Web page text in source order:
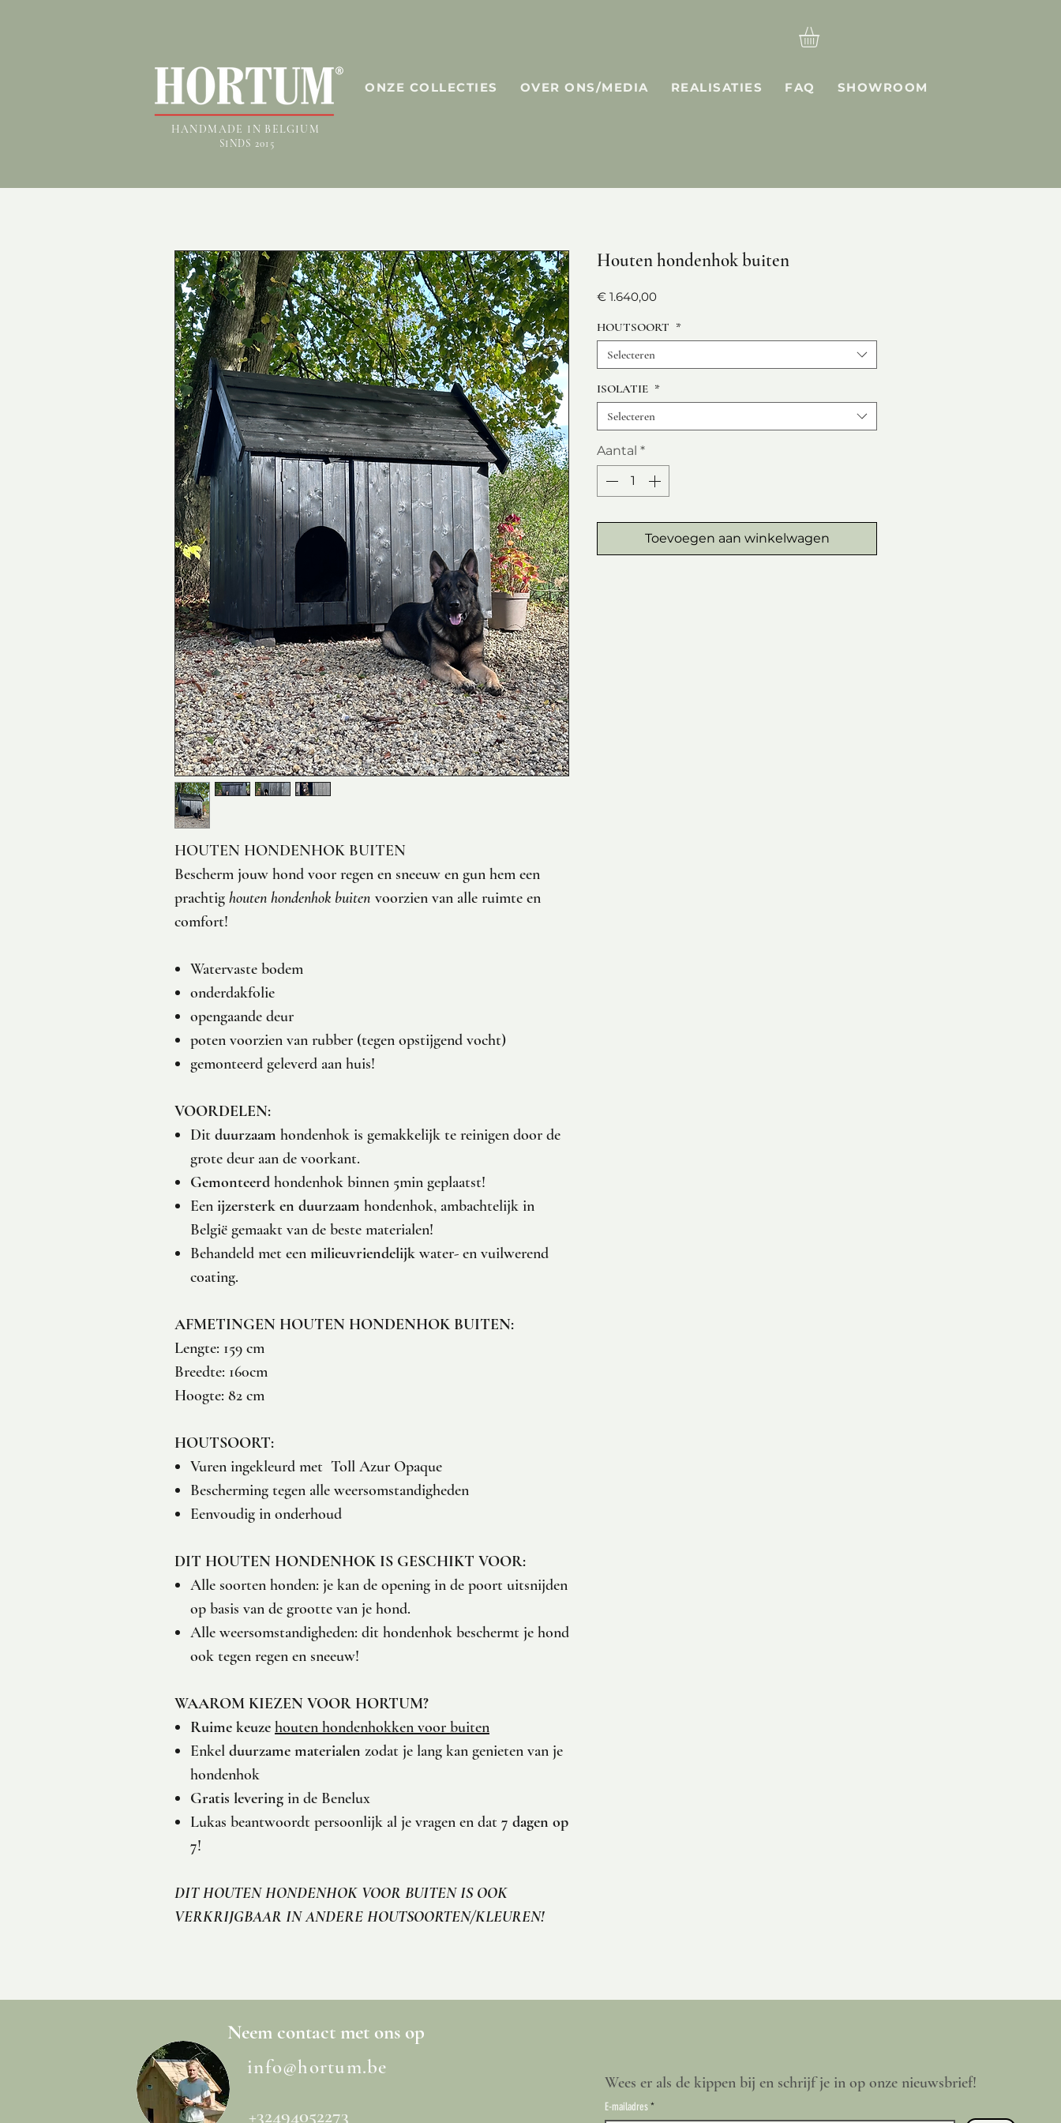
ONZE COLLECTIES OVER ONS/MEDIA REALISATIES FAQ SHOWROOM
HANDMADE IN BELGIUM
SINDS 2015
HOUTEN HONDENHOK BUITEN
Bescherm jouw hond voor regen en sneeuw en gun hem een
prachtig houten hondenhok buiten voorzien van alle ruimte en
comfort!
Watervaste bodem
onderdakfolie
opengaande deur
poten voorzien van rubber (tegen opstijgend vocht)
gemonteerd geleverd aan huis!
VOORDELEN:
Dit duurzaam hondenhok is gemakkelijk te reinigen door de
grote deur aan de voorkant.
Gemonteerd hondenhok binnen 5min geplaatst!
Een ijzersterk en duurzaam hondenhok, ambachtelijk in
België gemaakt van de beste materialen!
Behandeld met een milieuvriendelijk water- en vuilwerend
coating.
AFMETINGEN HOUTEN HONDENHOK BUITEN:
Lengte: 159 cm
Breedte: 160cm
Hoogte: 82 cm
HOUTSOORT:
Vuren ingekleurd met Toll Azur Opaque
Bescherming tegen alle weersomstandigheden
Eenvoudig in onderhoud
DIT HOUTEN HONDENHOK IS GESCHIKT VOOR:
Alle soorten honden: je kan de opening in de poort uitsnijden
op basis van de grootte van je hond.
Alle weersomstandigheden: dit hondenhok beschermt je hond
ook tegen regen en sneeuw!
WAAROM KIEZEN VOOR HORTUM?
Ruime keuze houten hondenhokken voor buiten
Enkel duurzame materialen zodat je lang kan genieten van je
hondenhok
Gratis levering in de Benelux
Lukas beantwoordt persoonlijk al je vragen en dat 7 dagen op
7!
DIT HOUTEN HONDENHOK VOOR BUITEN IS OOK
VERKRIJGBAAR IN ANDERE HOUTSOORTEN/KLEUREN!
Houten hondenhok buiten
€ 1.640,00Prijs
HOUTSOORT *
Selecteren
ISOLATIE *
Selecteren
Aantal *
Toevoegen aan winkelwagen
info@hortum.be
Neem contact met ons op
+32494052273
Wees er als de kippen bij en schrijf je in op onze nieuwsbrief!
E-mailadres